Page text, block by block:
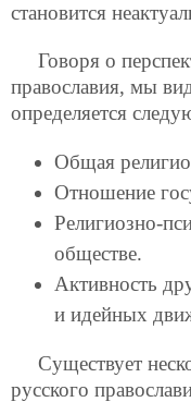
становится
Говоря о
православия, мы
определяется
Общая
Отношение
Религиозно-
обществе.
Активность
и идейных
Существует
русского